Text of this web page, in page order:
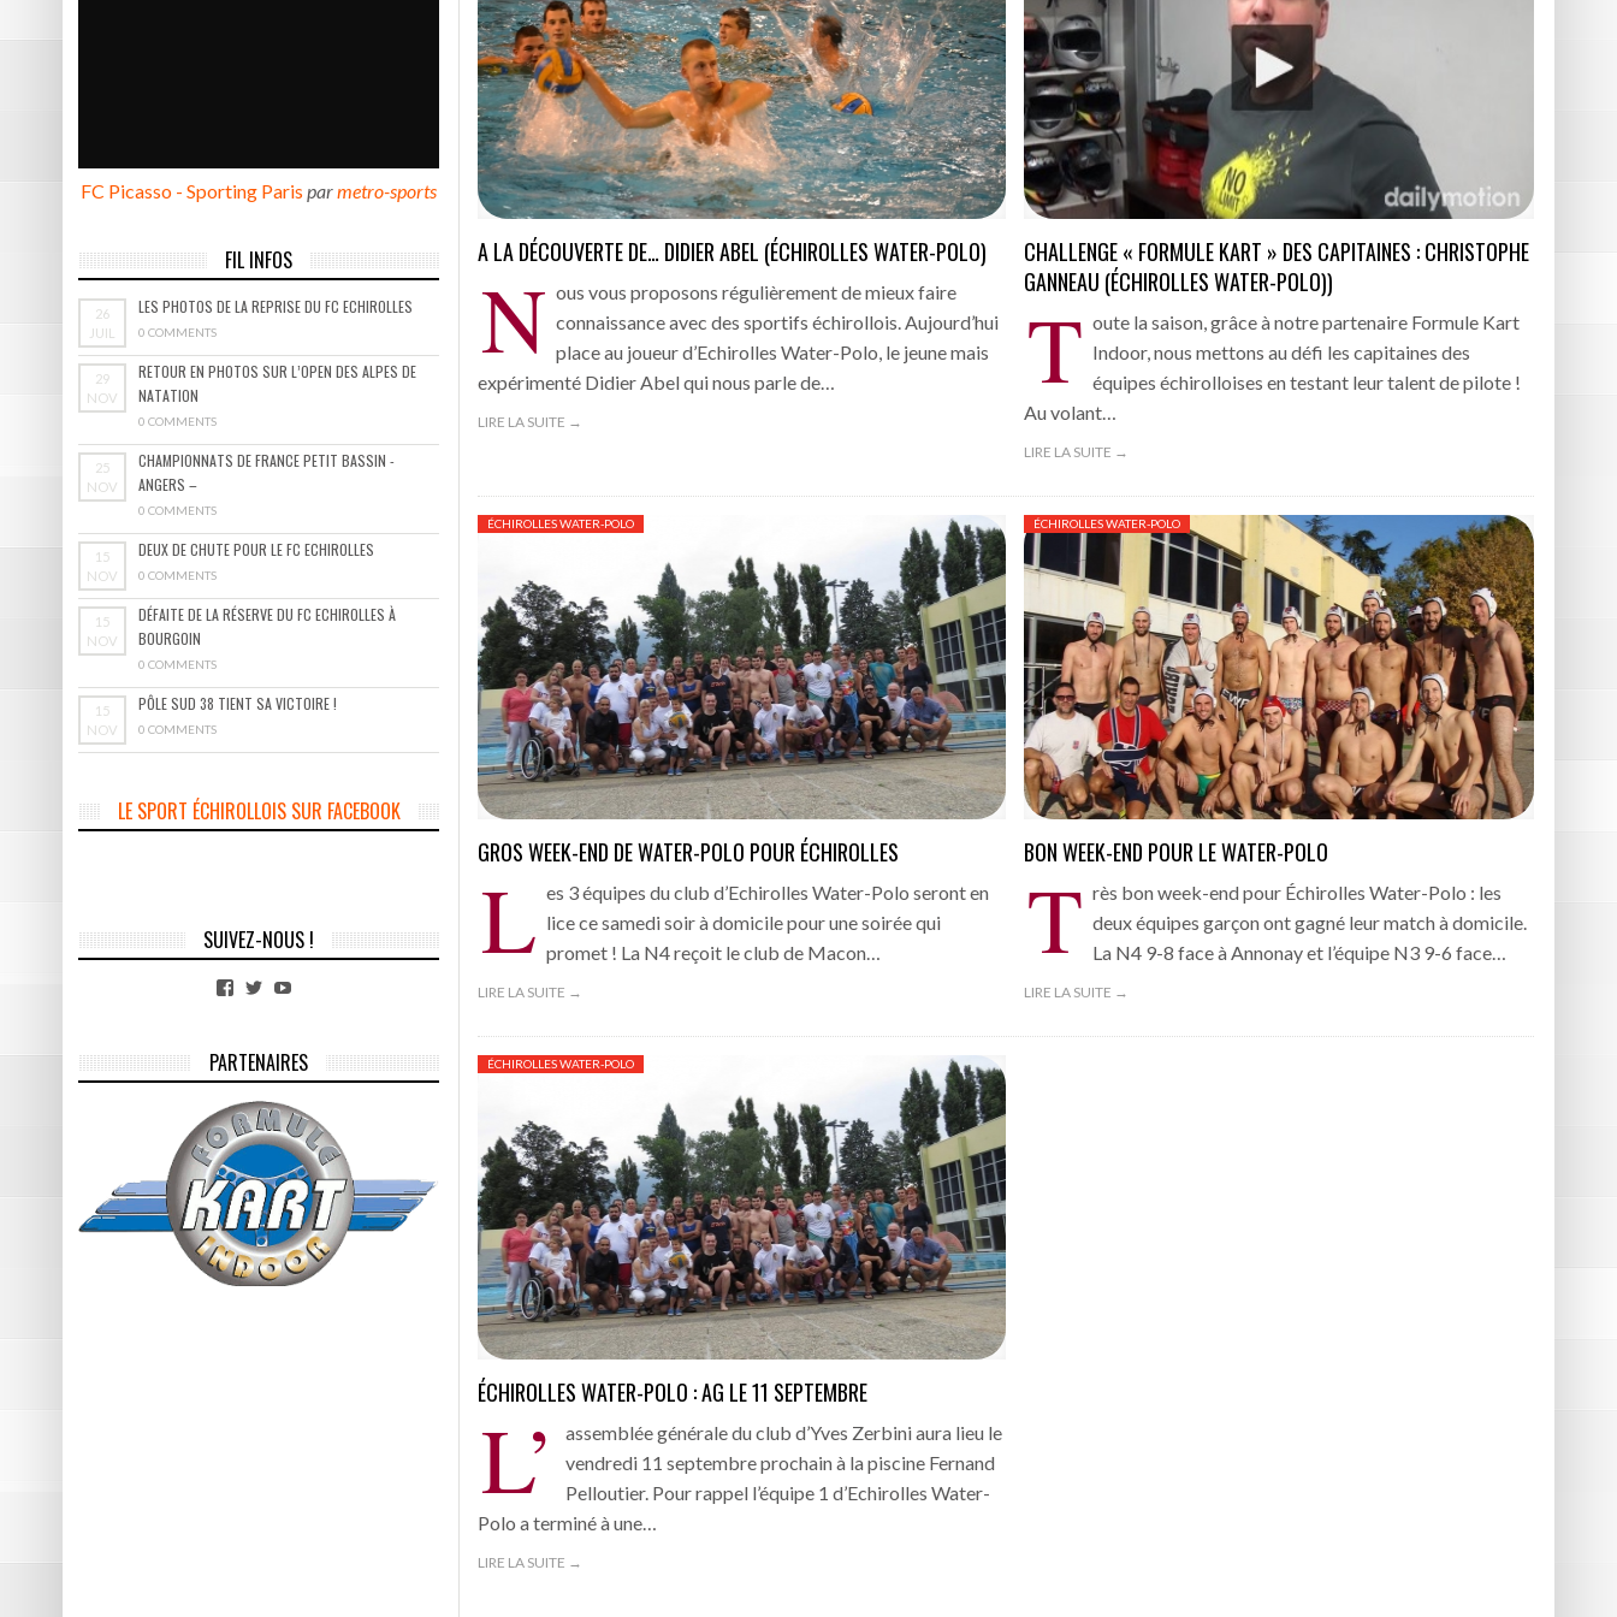
Pôle Sud 38 tient sa victoire ! - 15 novembre 2016
Résumé vidéo Picasso – Bastia (6-2) - 13 novembre 2016
2ème victoire de la saison pour Picasso - 13 novembre 2016
Les photos de Picasso – Bastia - 13 novembre 2016
Résumé vidéo Echirolles – Ain Sud - 13 novembre 2016
ANGERS –
BOURGOIN
A LA DÉCOUVERTE DE… DIDIER ABEL (ÉCHIROLLES WATER-POLO)
N ous vous proposons régulièrement de mieux faire
connaissance avec des sportifs échirollois. Aujourd’hui
place au joueur d’Echirolles Water-Polo, le jeune mais
expérimenté Didier Abel qui nous parle de…
LIRE LA SUITE →
CHALLENGE « FORMULE KART » DES CAPITAINES : CHRISTOPHE
GANNEAU (ÉCHIROLLES WATER-POLO))
T oute la saison, grâce à notre partenaire Formule Kart
Indoor, nous mettons au défi les capitaines des
équipes échirolloises en testant leur talent de pilote !
Au volant…
LIRE LA SUITE →
ÉCHIROLLES WATER-POLO
GROS WEEK-END DE WATER-POLO POUR ÉCHIROLLES
L es 3 équipes du club d’Echirolles Water-Polo seront en
lice ce samedi soir à domicile pour une soirée qui
promet ! La N4 reçoit le club de Macon…
LIRE LA SUITE →
ÉCHIROLLES WATER-POLO
BON WEEK-END POUR LE WATER-POLO
T rès bon week-end pour Échirolles Water-Polo : les
deux équipes garçon ont gagné leur match à domicile.
La N4 9-8 face à Annonay et l’équipe N3 9-6 face…
LIRE LA SUITE →
ÉCHIROLLES WATER-POLO
ÉCHIROLLES WATER-POLO : AG LE 11 SEPTEMBRE
L’
assemblée générale du club d’Yves Zerbini aura lieu le
vendredi 11 septembre prochain à la piscine Fernand
Pelloutier. Pour rappel l’équipe 1 d’Echirolles Water-
Polo a terminé à une…
LIRE LA SUITE →
FC Picasso - Sporting Paris parmetro-sports
FIL INFOS
26
JUIL
LES PHOTOS DE LA REPRISE DU FC ECHIROLLES
0 COMMENTS
29
NOV
RETOUR EN PHOTOS SUR L’OPEN DES ALPES DE
NATATION
0 COMMENTS
25
NOV
CHAMPIONNATS DE FRANCE PETIT BASSIN -
ANGERS –
0 COMMENTS
15
NOV
DEUX DE CHUTE POUR LE FC ECHIROLLES
0 COMMENTS
15
NOV
DÉFAITE DE LA RÉSERVE DU FC ECHIROLLES À
BOURGOIN
0 COMMENTS
15
NOV
PÔLE SUD 38 TIENT SA VICTOIRE !
0 COMMENTS
LE SPORT ÉCHIROLLOIS SUR FACEBOOK
SUIVEZ-NOUS !
Facebook
Twitter
PARTENAIRES